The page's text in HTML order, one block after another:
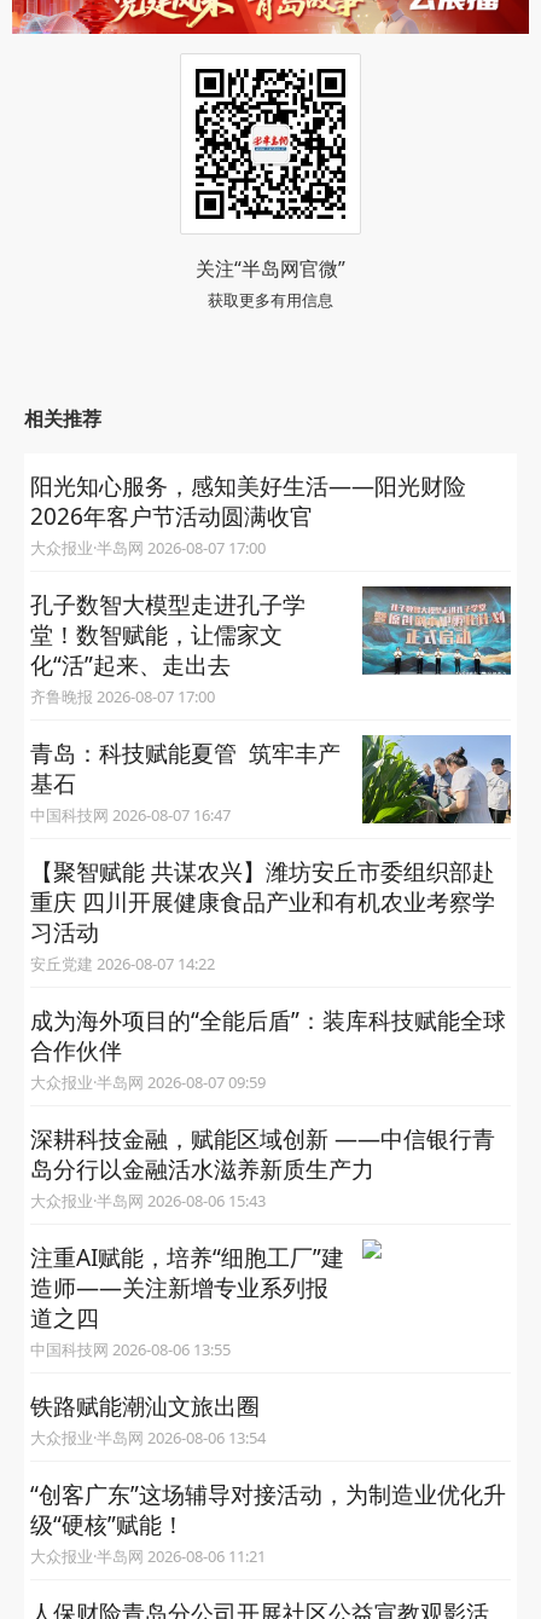
关注“半岛网官微”
获取更多有用信息
相关推荐
阳光知心服务，感知美好生活——阳光财险
2026年客户节活动圆满收官
大众报业·半岛网 2026-08-07 17:00
孔子数智大模型走进孔子学
堂！数智赋能，让儒家文
化“活”起来、走出去
齐鲁晚报 2026-08-07 17:00
青岛：科技赋能夏管 筑牢丰产
基石
中国科技网 2026-08-07 16:47
【聚智赋能 共谋农兴】潍坊安丘市委组织部赴
重庆 四川开展健康食品产业和有机农业考察学
习活动
安丘党建 2026-08-07 14:22
成为海外项目的“全能后盾”：装库科技赋能全球
合作伙伴
大众报业·半岛网 2026-08-07 09:59
深耕科技金融，赋能区域创新 ——中信银行青
岛分行以金融活水滋养新质生产力
大众报业·半岛网 2026-08-06 15:43
注重AI赋能，培养“细胞工厂”建
造师——关注新增专业系列报
道之四
中国科技网 2026-08-06 13:55
铁路赋能潮汕文旅出圈
大众报业·半岛网 2026-08-06 13:54
“创客广东”这场辅导对接活动，为制造业优化升
级“硬核”赋能！
大众报业·半岛网 2026-08-06 11:21
人保财险青岛分公司开展社区公益宣教观影活